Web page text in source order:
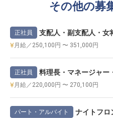
その他の募
正社員 支配人・副支配人・女
月給／250,100円 〜 351,000円
正社員 料理長・マネージャー
月給／220,000円 〜 270,100円
パート・アルバイト